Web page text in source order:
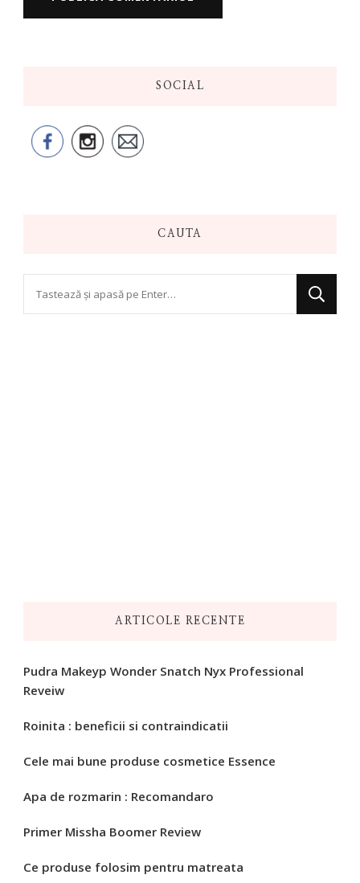
SOCIAL
CAUTA
ARTICOLE RECENTE
Pudra Makeyp Wonder Snatch Nyx Professional
Reveiw
Roinita : beneficii si contraindicatii
Cele mai bune produse cosmetice Essence
Apa de rozmarin : Recomandaro
Primer Missha Boomer Review
Ce produse folosim pentru matreata